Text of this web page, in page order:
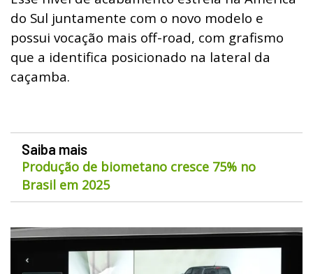
do Sul juntamente com o novo modelo e
possui vocação mais off-road, com grafismo
que a identifica posicionado na lateral da
caçamba.
Saiba mais
Produção de biometano cresce 75% no
Brasil em 2025